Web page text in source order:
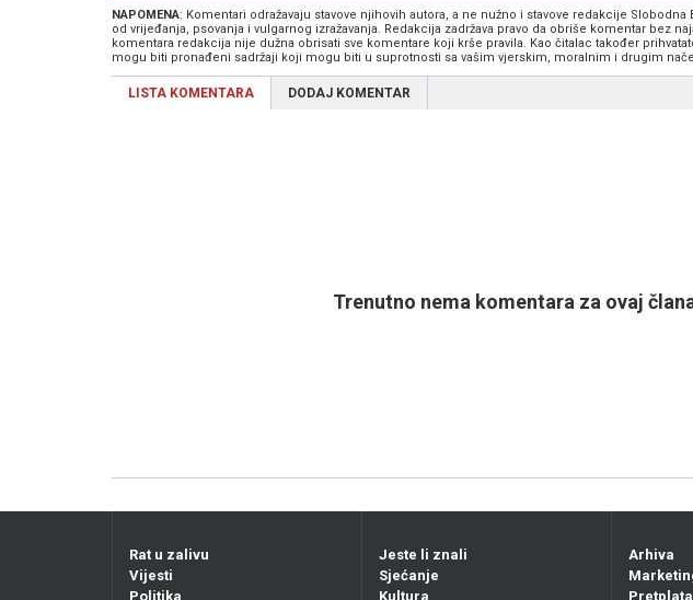
NAPOMENA: Komentari odražavaju stavove njihovih autora, a ne nužno i stavove redakcije
od vrijeđanja, psovanja i vulgarnog izražavanja. Redakcija zadržava pravo da obriše komentar bez
komentara redakcija nije dužna obrisati sve komentare koji krše pravila. Kao čitalac također
mogu biti pronađeni sadržaji koji mogu biti u suprotnosti sa vašim vjerskim, moralnim i drugim
LISTA KOMENTARA DODAJ KOMENTAR
Trenutno nema komentara za ovaj
Rat u zalivu
Vijesti
Politika
Jeste li znali
Sjećanje
Kultura
Arhiva
Pretplata